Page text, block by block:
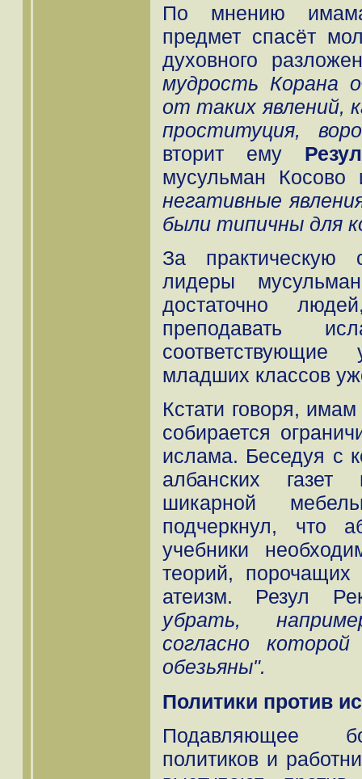
По мнению
предмет спасёт
духовного
мудрость Корана
от таких явлений,
проституция,
вторит ему
мусульман
негативные
были типичны для
За практическую
лидеры
достаточно
преподавать
младших классов
Кстати говоря,
собирается
ислама. Беседуя с
албанских
шикарной
подчеркнул, что
учебники
теорий,
атеизм. Резул
убрать,
согласно
обезьяны".
Политики против
Подавляющее
политиков и